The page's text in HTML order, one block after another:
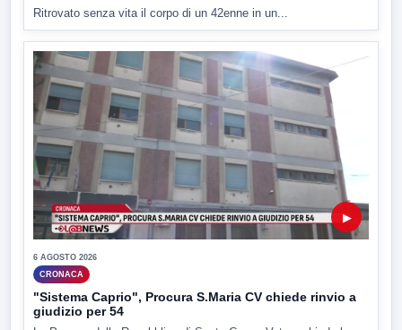
Ritrovato senza vita il corpo di un 42enne in un...
▶
6 AGOSTO 2026
CRONACA
"Sistema Caprio", Procura S.Maria CV chiede rinvio a
giudizio per 54